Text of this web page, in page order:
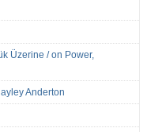
Üzerine / on Power,
Anderton